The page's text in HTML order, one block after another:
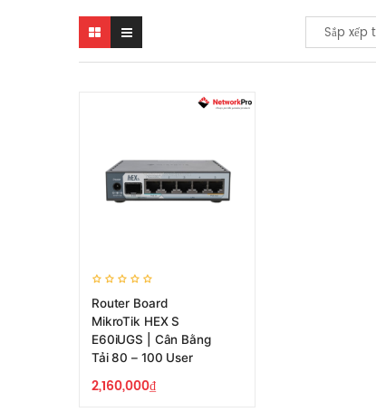
Sắp xếp
Router Board
MikroTik HEX S
E60iUGS | Cân Bằng
Tải 80 – 100 User
2,160,000₫